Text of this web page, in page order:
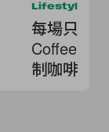
Lifestyle
每場只開
Coffee
制咖啡名